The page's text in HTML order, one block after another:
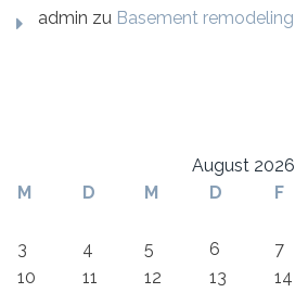
admin zu Basement remodeling
August 2026
M
D M D F
3
4 5 6 7
10
11 12 13 14